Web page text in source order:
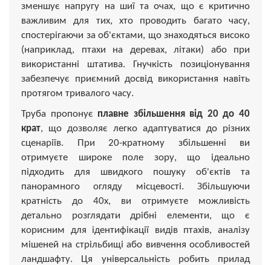
зменшує напругу на шиї та очах, що є критично
важливим для тих, хто проводить багато часу,
спостерігаючи за об'єктами, що знаходяться високо
(наприклад, птахи на деревах, літаки) або при
використанні штатива. Гнучкість позиціонування
забезпечує приємний досвід використання навіть
протягом тривалого часу.
Труба пропонує плавне збільшення від 20 до 40
крат, що дозволяє легко адаптуватися до різних
сценаріїв. При 20-кратному збільшенні ви
отримуєте широке поле зору, що ідеально
підходить для швидкого пошуку об'єктів та
панорамного огляду місцевості. Збільшуючи
кратність до 40х, ви отримуєте можливість
детально розглядати дрібні елементи, що є
корисним для ідентифікації видів птахів, аналізу
мішеней на стрільбищі або вивчення особливостей
ландшафту. Ця універсальність робить прилад